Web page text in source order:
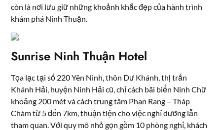
còn là nơi lưu giữ những khoảnh khắc đẹp của hành trình
khám phá Ninh Thuận.
Sunrise Ninh Thuận Hotel
Tọa lạc tại số 220 Yên Ninh, thôn Dư Khánh, thị trấn
Khánh Hải, huyện Ninh Hải cũ, chỉ cách bãi biển Ninh Chữ
khoảng 200 mét và cách trung tâm Phan Rang – Tháp
Chàm từ 5 đến 7km, thuận tiện cho việc nghỉ dưỡng lẫn
tham quan. Với quy mô nhỏ gọn gồm 10 phòng nghỉ, khách